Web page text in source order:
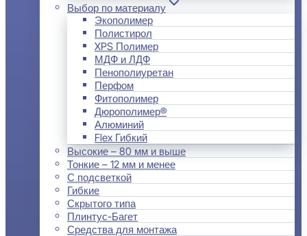
Выбор по материалу
Экополимер
Полистирол
XPS Полимер
МДФ и ЛДФ
Пенополиуретан
Перфом
Фитополимер
Дюрополимер®
Алюминий
Flex Гибкий
Высокие – 80 мм и выше
Тонкие – 12 мм и менее
С подсветкой
Гибкие
Скрытого типа
Плинтус-Багет
Средства для монтажа